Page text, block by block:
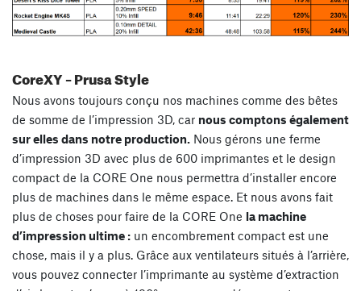
CoreXY – Prusa Style
Nous avons toujours conçu nos machines comme des bêtes
de somme de l’impression 3D, car nous comptons également
sur elles dans notre production. Nous gérons une ferme
d’impression 3D avec plus de 600 imprimantes et le design
compact de la CORE One nous permettra d’installer encore
plus de machines dans le même espace. Et nous avons fait
plus de choses pour faire de la CORE One la machine
d’impression ultime : un encombrement compact est une
chose, mais il y a plus. Grâce aux ventilateurs situés à l’arrière,
vous pouvez connecter l’imprimante au système d’extraction